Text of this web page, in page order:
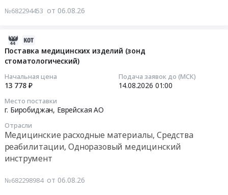
№682294453 от 06.08.26
Поставка медицинских изделий (зонд
стоматологический)
Начальная цена
13 778 ₽
Подача заявок до (МСК)
14.08.2026 01:00
Место поставки
г. Биробиджан, Еврейская АО
Отрасли
Медицинские расходные материалы, Средства
реабилитации, Одноразовый медицинский
инструмент
№682298984 от 06.08.26